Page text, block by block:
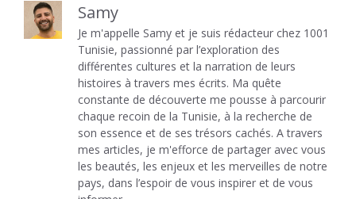
Samy
Je m'appelle Samy et je suis rédacteur chez 1001
Tunisie, passionné par l’exploration des
différentes cultures et la narration de leurs
histoires à travers mes écrits. Ma quête
constante de découverte me pousse à parcourir
chaque recoin de la Tunisie, à la recherche de
son essence et de ses trésors cachés. A travers
mes articles, je m'efforce de partager avec vous
les beautés, les enjeux et les merveilles de notre
pays, dans l’espoir de vous inspirer et de vous